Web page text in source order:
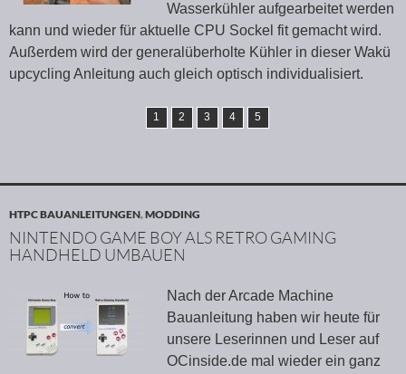
Wasserkühler aufgearbeitet werden
kann und wieder für aktuelle CPU Sockel fit gemacht wird.
Außerdem wird der generalüberholte Kühler in dieser Wakü
upcycling Anleitung auch gleich optisch individualisiert.
1 2 3 4 5
HTPC BAUANLEITUNGEN,MODDING
NINTENDO GAME BOY ALS RETRO GAMING
HANDHELD UMBAUEN
Nach der Arcade Machine
Bauanleitung haben wir heute für
unsere Leserinnen und Leser auf
OCinside.de mal wieder ein ganz